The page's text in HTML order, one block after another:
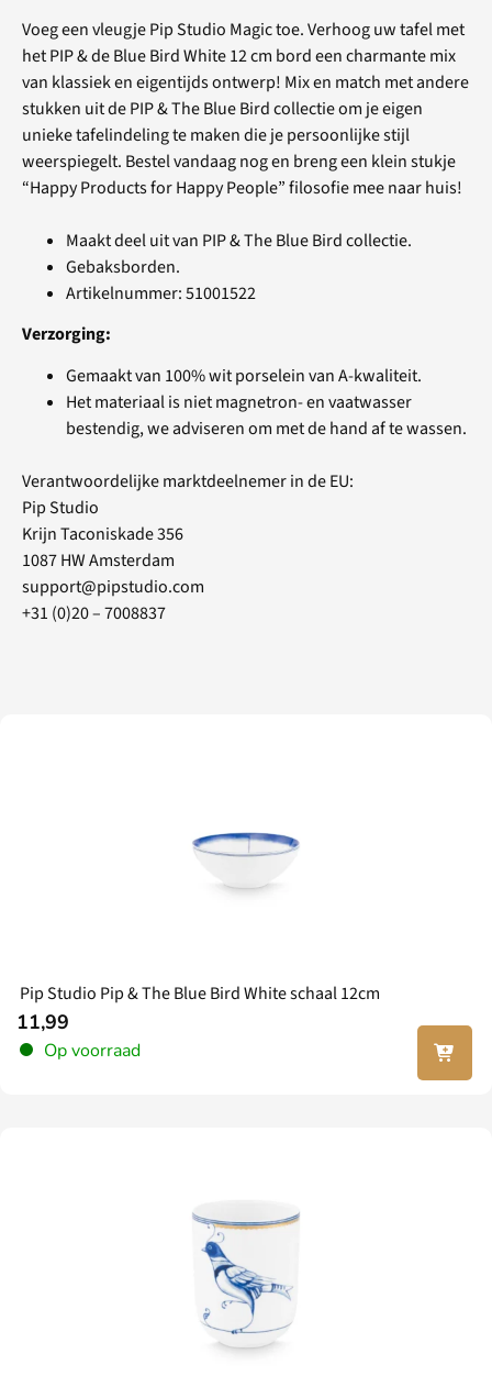
Voeg een vleugje Pip Studio Magic toe. Verhoog uw tafel met
het PIP & de Blue Bird White 12 cm bord een charmante mix
van klassiek en eigentijds ontwerp! Mix en match met andere
stukken uit de PIP & The Blue Bird collectie om je eigen
unieke tafelindeling te maken die je persoonlijke stijl
weerspiegelt. Bestel vandaag nog en breng een klein stukje
“Happy Products for Happy People” filosofie mee naar huis!
Maakt deel uit van PIP & The Blue Bird collectie.
Gebaksborden.
Artikelnummer: 51001522
Verzorging:
Gemaakt van 100% wit porselein van A-kwaliteit.
Het materiaal is niet magnetron- en vaatwasser
bestendig, we adviseren om met de hand af te wassen.
Verantwoordelijke marktdeelnemer in de EU:
Pip Studio
Krijn Taconiskade 356
1087 HW Amsterdam
support@pipstudio.com
+31 (0)20 – 7008837
Pip Studio Pip & The Blue Bird White schaal 12cm
11,99
Op voorraad
In jouw
winkel